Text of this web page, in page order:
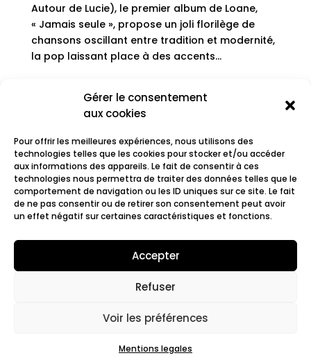
Gérer le consentement
aux cookies
Pour offrir les meilleures expériences, nous utilisons des
technologies telles que les cookies pour stocker et/ou accéder
aux informations des appareils. Le fait de consentir à ces
technologies nous permettra de traiter des données telles que le
comportement de navigation ou les ID uniques sur ce site. Le fait
de ne pas consentir ou de retirer son consentement peut avoir
un effet négatif sur certaines caractéristiques et fonctions.
Accepter
Refuser
Voir les préférences
Mentions legales
Autour de Lucie), le premier album de Loane,
« Jamais seule », propose un joli florilège de
chansons oscillant entre tradition et modernité,
la pop laissant place à des accents...
« Entrées précédentes
Entrées suivantes »
Recent Posts
Recent Comments
Mentions légales. Cookies